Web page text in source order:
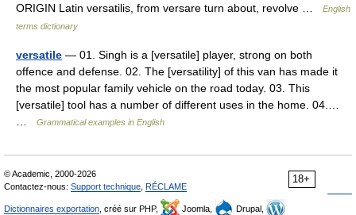
ORIGIN Latin versatilis, from versare turn about, revolve …
English
terms dictionary
versatile — 01. Singh is a [versatile] player, strong on both
offence and defense. 02. The [versatility] of this van has made it
the most popular family vehicle on the road today. 03. This
[versatile] tool has a number of different uses in the home. 04.…
Grammatical examples in English
18+
© Academic, 2000-2026
Contactez-nous: Support technique RÉCLAME
Dictionnaires exportation , créé sur PHP, Joomla,
Drupal,